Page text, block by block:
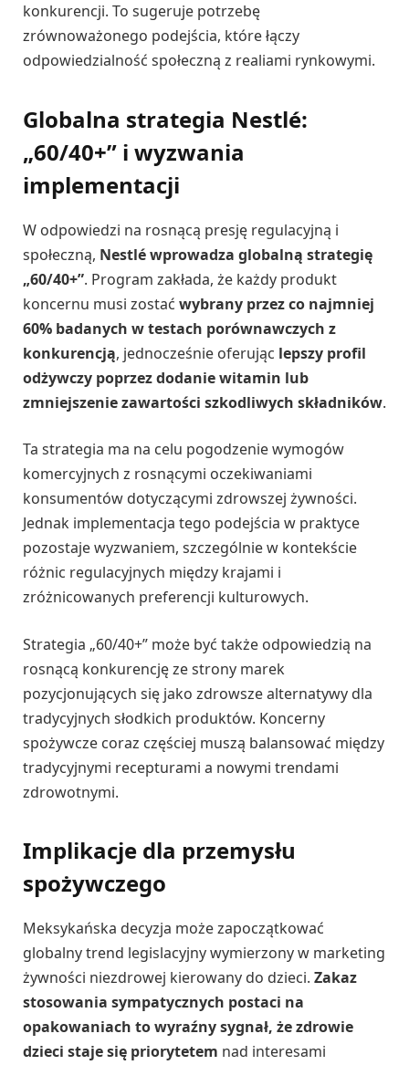
konkurencji. To sugeruje potrzebę
zrównoważonego podejścia, które łączy
odpowiedzialność społeczną z realiami rynkowymi.
Globalna strategia Nestlé:
„60/40+” i wyzwania
implementacji
W odpowiedzi na rosnącą presję regulacyjną i
społeczną, Nestlé wprowadza globalną strategię
„60/40+”. Program zakłada, że każdy produkt
koncernu musi zostać wybrany przez co najmniej
60% badanych w testach porównawczych z
konkurencją, jednocześnie oferując lepszy profil
odżywczy poprzez dodanie witamin lub
zmniejszenie zawartości szkodliwych składników.
Ta strategia ma na celu pogodzenie wymogów
komercyjnych z rosnącymi oczekiwaniami
konsumentów dotyczącymi zdrowszej żywności.
Jednak implementacja tego podejścia w praktyce
pozostaje wyzwaniem, szczególnie w kontekście
różnic regulacyjnych między krajami i
zróżnicowanych preferencji kulturowych.
Strategia „60/40+” może być także odpowiedzią na
rosnącą konkurencję ze strony marek
pozycjonujących się jako zdrowsze alternatywy dla
tradycyjnych słodkich produktów. Koncerny
spożywcze coraz częściej muszą balansować między
tradycyjnymi recepturami a nowymi trendami
zdrowotnymi.
Implikacje dla przemysłu
spożywczego
Meksykańska decyzja może zapoczątkować
globalny trend legislacyjny wymierzony w marketing
żywności niezdrowej kierowany do dzieci. Zakaz
stosowania sympatycznych postaci na
opakowaniach to wyraźny sygnał, że zdrowie
dzieci staje się priorytetem nad interesami